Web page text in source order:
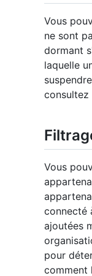
Vous
ne sont
dormant
laquelle
consultez
Vous
connecté
ajoutées
pour
comment